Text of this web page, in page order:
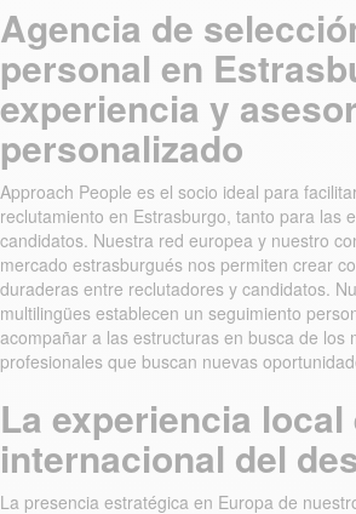
Agencia de
personal en
experiencia y
personalizado
Approach People es el socio ideal para
reclutamiento en Estrasburgo, tanto para las
candidatos. Nuestra red europea y nuestro
mercado estrasburgués nos permiten crear
duraderas entre reclutadores y candidatos.
multilingües establecen un seguimiento
acompañar a las estructuras en busca de los
profesionales que buscan nuevas
La experiencia local
internacional del
La presencia estratégica en Europa de